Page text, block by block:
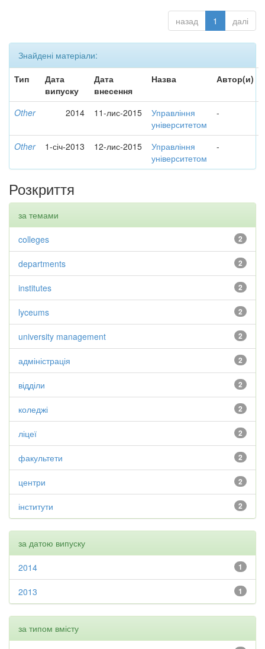
назад 1 далі
Знайдені матеріали:
Тип
Дата
випуску
Дата
внесення
Назва Автор(и)
Other 2014 11-лис-2015
Управління
університетом
-
Other 1-січ-2013 12-лис-2015
Управління
університетом
-
Розкриття
за темами
2
colleges
2
departments
2
institutes
2
lyceums
2
university management
2
адміністрація
2
відділи
2
коледжі
2
ліцеї
2
факультети
2
центри
2
інститути
за датою випуску
1
2014
1
2013
за типом вмісту